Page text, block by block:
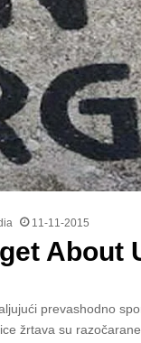
11-11-2015
About
prevashodno
žrtava su